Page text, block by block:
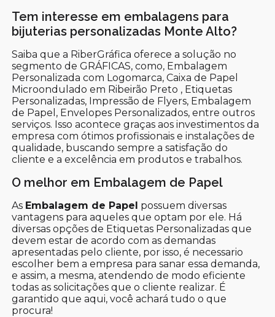
Tem interesse em embalagens para
bijuterias personalizadas Monte Alto?
Saiba que a RiberGráfica oferece a solução no
segmento de GRÁFICAS, como, Embalagem
Personalizada com Logomarca, Caixa de Papel
Microondulado em Ribeirão Preto , Etiquetas
Personalizadas, Impressão de Flyers, Embalagem
de Papel, Envelopes Personalizados, entre outros
serviços. Isso acontece graças aos investimentos da
empresa com ótimos profissionais e instalações de
qualidade, buscando sempre a satisfação do
cliente e a excelência em produtos e trabalhos.
O melhor em Embalagem de Papel
As Embalagem de Papel possuem diversas
vantagens para aqueles que optam por ele. Há
diversas opções de Etiquetas Personalizadas que
devem estar de acordo com as demandas
apresentadas pelo cliente, por isso, é necessario
escolher bem a empresa para sanar essa demanda,
e assim, a mesma, atendendo de modo eficiente
todas as solicitações que o cliente realizar. É
garantido que aqui, você achará tudo o que
procura!